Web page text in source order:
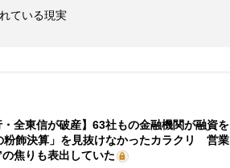
ている現実
・全東信が破産】63社もの金融機関が融資を
粉飾決算」を見抜けなかったカラクリ 営業
焦りも表出していた